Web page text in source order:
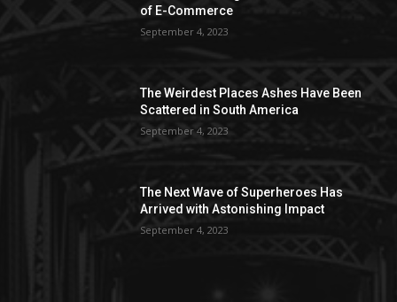
of E-Commerce
September 4, 2023
The Weirdest Places Ashes Have Been
Scattered in South America
September 4, 2023
The Next Wave of Superheroes Has
Arrived with Astonishing Impact
September 4, 2023